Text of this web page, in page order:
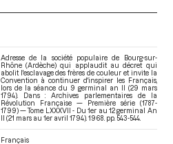
Adresse de la société populaire de Bourg-sur-
Rhône (Ardèche) qui applaudit au décret qui
abolit l'esclavage des frères de couleur et invite la
Convention à continuer d'inspirer les Français,
lors de la séance du 9 germinal an II (29 mars
1794). Dans : Archives parlementaires de la
Révolution Française — Première série (1787-
1799) — Tome LXXXVII - Du 1er au 12 germinal An
II (21 mars au 1er avril 1794). 1968. pp. 543-544.
Français